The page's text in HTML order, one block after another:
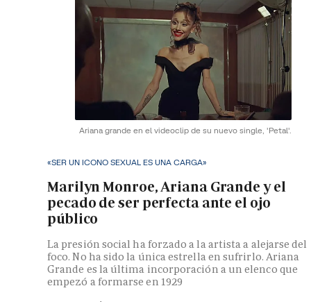
Ariana grande en el videoclip de su nuevo single, 'Petal'.
«SER UN ICONO SEXUAL ES UNA CARGA»
Marilyn Monroe, Ariana Grande y el
pecado de ser perfecta ante el ojo
público
La presión social ha forzado a la artista a alejarse del
foco. No ha sido la única estrella en sufrirlo. Ariana
Grande es la última incorporación a un elenco que
empezó a formarse en 1929